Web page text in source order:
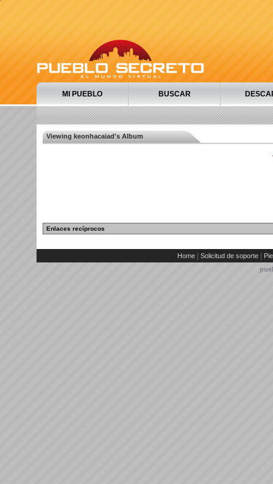
MI PUEBLO BUSCAR
Viewing keonhacaiad's Album
Enlaces recíprocos
Home Solicitud de soporte